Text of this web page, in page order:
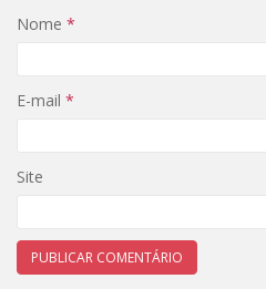
Nome *
E-mail *
Site